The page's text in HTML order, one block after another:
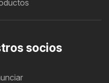
socios